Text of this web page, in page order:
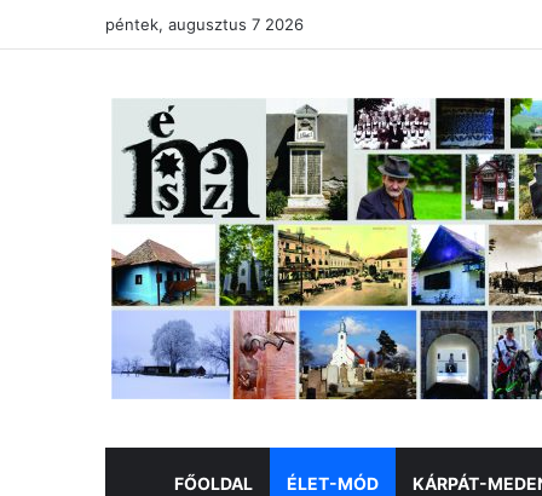
péntek, augusztus 7 2026
FŐOLDAL ÉLET-MÓD KÁRPÁT-